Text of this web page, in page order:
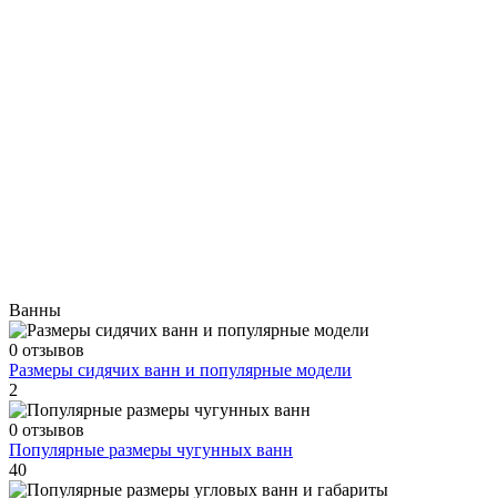
Ванны
0 отзывов
Размеры сидячих ванн и популярные модели
2
0 отзывов
Популярные размеры чугунных ванн
40